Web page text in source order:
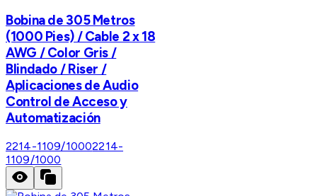
Bobina de 305 Metros
(1000 Pies) / Cable 2 x 18
AWG / Color Gris /
Blindado / Riser /
Aplicaciones de Audio
Control de Acceso y
Automatización
2214-1109/10002214-
1109/1000